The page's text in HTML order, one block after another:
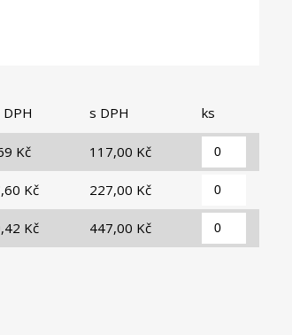
s DPH ks
Kč 117,00 Kč
Kč 227,00 Kč
Kč 447,00 Kč